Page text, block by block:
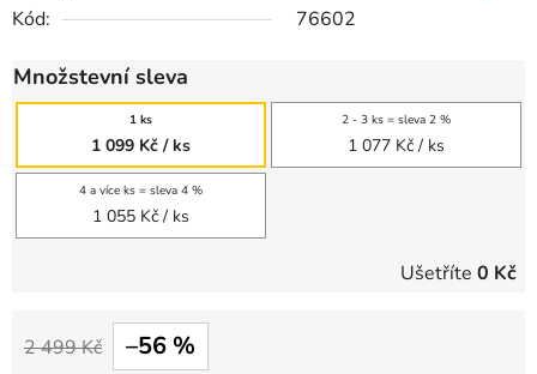
Kód:
76602
Množstevní sleva
1 ks
1 099 Kč / ks
2 - 3 ks = sleva 2 %
1 077 Kč / ks
4 a více ks = sleva 4 %
1 055 Kč / ks
Ušetříte 0 Kč
2 499 Kč –56 %